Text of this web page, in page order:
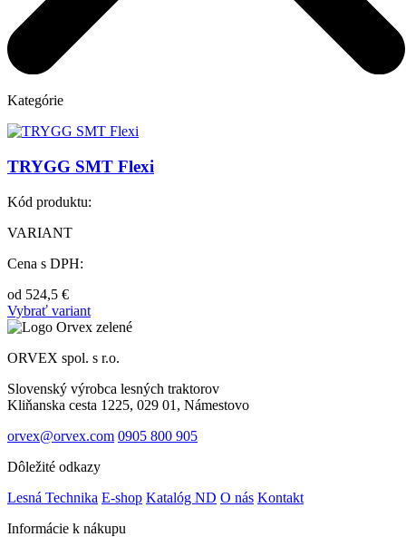
Kategórie
TRYGG SMT Flexi
Kód produktu:
VARIANT
Cena s DPH:
od 524,5 €
Vybrať variant
ORVEX spol. s r.o.
Slovenský výrobca lesných traktorov
Kliňanska cesta 1225, 029 01, Námestovo
orvex@orvex.com 0905 800 905
Dôležité odkazy
Lesná Technika E-shop Katalóg ND O nás Kontakt
Informácie k nákupu